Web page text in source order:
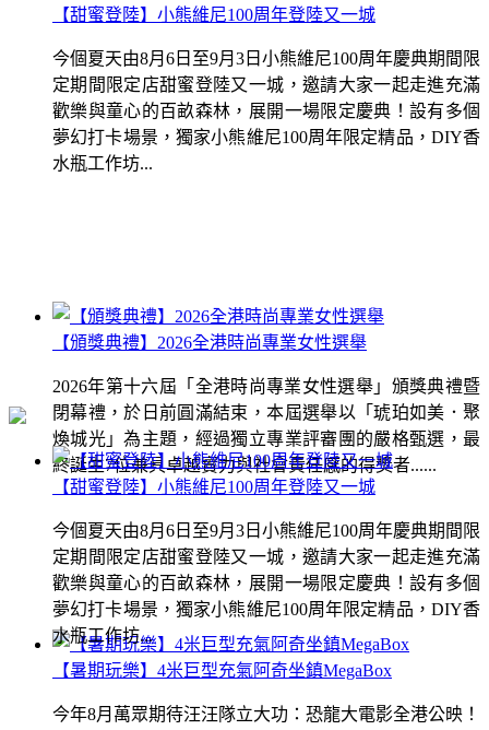
【甜蜜登陸】小熊維尼100周年登陸又一城
今個夏天由8月6日至9月3日小熊維尼100周年慶典期間限
定期間限定店甜蜜登陸又一城，邀請大家一起走進充滿
歡樂與童心的百畝森林，展開一場限定慶典！設有多個
夢幻打卡場景，獨家小熊維尼100周年限定精品，DIY香
水瓶工作坊...
【頒獎典禮】2026全港時尚專業女性選舉
2026年第十六屆「全港時尚專業女性選舉」頒獎典禮暨
閉幕禮，於日前圓滿結束，本屆選舉以「琥珀如美．聚
煥城光」為主題，經過獨立專業評審團的嚴格甄選，最
終誕生7位兼具卓越實力與社會責任感的得獎者......
【暑期玩樂】4米巨型充氣阿奇坐鎮MegaBox
今年8月萬眾期待汪汪隊立大功：恐龍大電影全港公映！
【甜蜜登陸】小熊維尼100周年登陸又一城
今個夏天由8月6日至9月3日小熊維尼100周年慶典期間限
定期間限定店甜蜜登陸又一城，邀請大家一起走進充滿
歡樂與童心的百畝森林，展開一場限定慶典！設有多個
夢幻打卡場景，獨家小熊維尼100周年限定精品，DIY香
水瓶工作坊...